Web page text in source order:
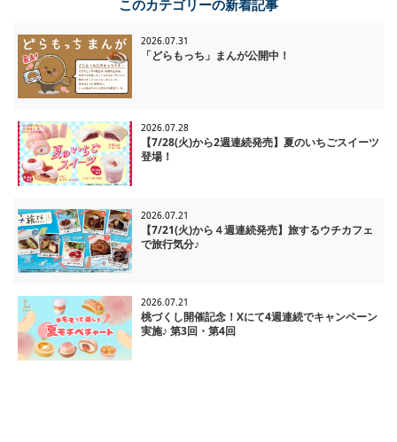
このカテゴリーの新着記事
2026.07.31
「どらもっち」まんが公開中！
2026.07.28
【7/28(火)から2週連続発売】夏のいちごスイーツ
登場！
2026.07.21
【7/21(火)から４週連続発売】旅するウチカフェ
で旅行気分♪
2026.07.21
桃づくし開催記念！Xにて4週連続でキャンペーン
実施♪ 第3回・第4回